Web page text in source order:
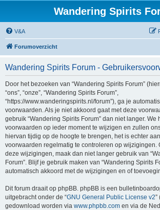
Wandering Spirits
V&A
Forumoverzicht
Wandering Spirits Forum -
Door het bezoeken van “Wandering Spirits Forum”
“ons”, “onze”, “Wandering Spirits Forum”,
“https://www.wanderingspirits.nl/forum”), ga je
voorwaarden. Als je niet akkoord gaat met deze
gebruik “Wandering Spirits Forum” dan niet langer. We
voorwaarden op ieder moment te wijzigen en zullen
hiervan tijdig op de hoogte te brengen, het is echter
voorwaarden regelmatig te controleren op wijzigingen.
deze wijzigingen, maak dan niet langer gebruik van
Forum”. Blijf je gebruik maken van “Wandering Spirits
automatisch akkoord met de wijzigingen en of
Dit forum draait op phpBB. phpBB is een
uitgebracht onder de “GNU General Public License v2”
gedownload worden via www.phpbb.com en via de